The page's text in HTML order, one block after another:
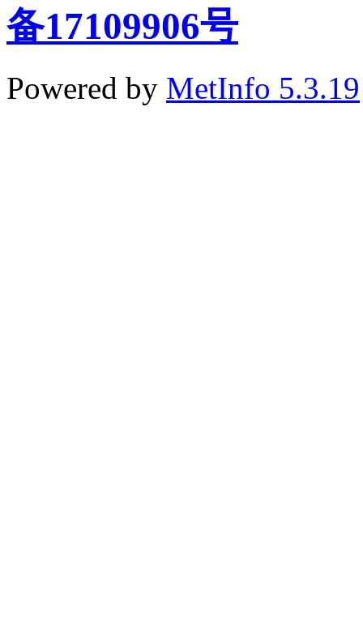
备17109906号
Powered by MetInfo 5.3.19